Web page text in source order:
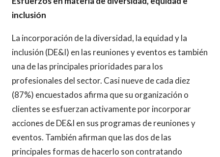
inclusión
La incorporación de la diversidad, la equidad y la
inclusión (DE&I) en las reuniones y eventos es también
una de las principales prioridades para los
profesionales del sector. Casi nueve de cada diez
(87%) encuestados afirma que su organización o
clientes se esfuerzan activamente por incorporar
acciones de DE&I en sus programas de reuniones y
eventos. También afirman que las dos de las
principales formas de hacerlo son contratando